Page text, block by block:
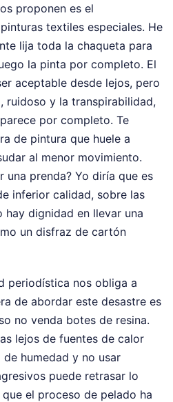
proponen es el
textiles especiales. He
lija toda la chaqueta para
la pinta por completo. El
aceptable desde lejos, pero
ruidoso y la transpirabilidad,
por completo. Te
de pintura que huele a
al menor movimiento.
una prenda? Yo diría que es
inferior calidad, sobre las
hay dignidad en llevar una
un disfraz de cartón
periodística nos obliga a
de abordar este desastre es
no venda botes de resina.
lejos de fuentes de calor
humedad y no usar
puede retrasar lo
el proceso de pelado ha